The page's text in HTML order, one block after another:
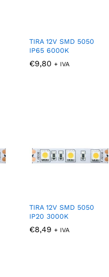
TIRA 12V SMD 5050
IP65 6000K
€9,80 + IVA
€9,80
TIRA 12V SMD 5050
IP20 3000K
€8,49 + IVA
€8,49